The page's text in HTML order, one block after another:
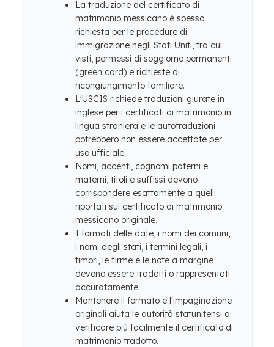
La traduzione del certificato di
matrimonio messicano è spesso
richiesta per le procedure di
immigrazione negli Stati Uniti, tra cui
visti, permessi di soggiorno permanenti
(green card) e richieste di
ricongiungimento familiare.
L'USCIS richiede traduzioni giurate in
inglese per i certificati di matrimonio in
lingua straniera e le autotraduzioni
potrebbero non essere accettate per
uso ufficiale.
Nomi, accenti, cognomi paterni e
materni, titoli e suffissi devono
corrispondere esattamente a quelli
riportati sul certificato di matrimonio
messicano originale.
I formati delle date, i nomi dei comuni,
i nomi degli stati, i termini legali, i
timbri, le firme e le note a margine
devono essere tradotti o rappresentati
accuratamente.
Mantenere il formato e l'impaginazione
originali aiuta le autorità statunitensi a
verificare più facilmente il certificato di
matrimonio tradotto.